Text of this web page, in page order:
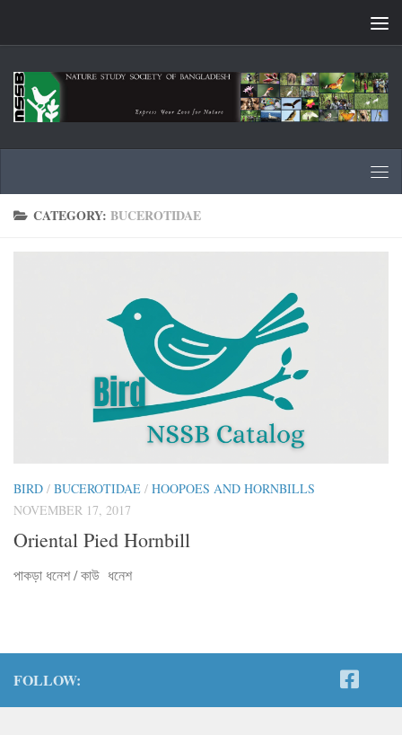
CATEGORY: BUCEROTIDAE
BIRD / BUCEROTIDAE / HOOPOES AND HORNBILLS
NOVEMBER 17, 2017
Oriental Pied Hornbill
পাকড়া ধনেশ / কাউ ধনেশ
FOLLOW: